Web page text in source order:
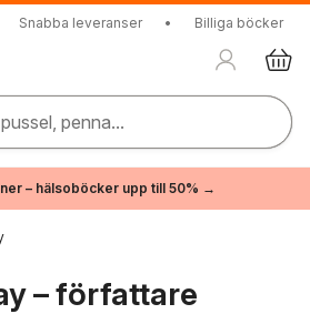
Snabba leveranser • Billiga böcker
penna...
– hälsoböcker upp till 50% →
– författare